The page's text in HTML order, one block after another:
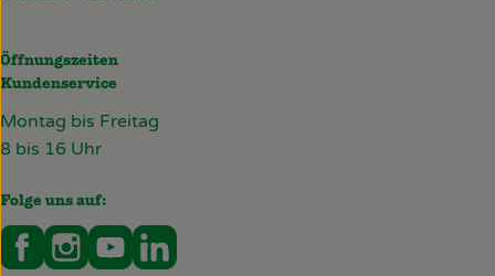
Öffnungszeiten
Kundenservice
Montag bis Freitag
8 bis 16 Uhr
Folge uns auf:
Externer Link zu https://www.facebook.com/
Externer Link zu https://www.instagram.com/
Externer Link zu https://
Externer Link zu https://